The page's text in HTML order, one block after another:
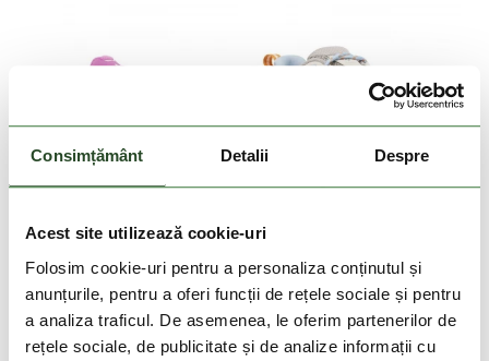
Consimțământ Detalii Despre
Acest site utilizează cookie-uri
Folosim cookie-uri pentru a personaliza conținutul și
anunțurile, pentru a oferi funcții de rețele sociale și pentru
a analiza traficul. De asemenea, le oferim partenerilor de
rețele sociale, de publicitate și de analize informații cu
-10%
Peakfreak Hera Outdry
739 Lei
6 7 8 9
-10%
Novo Trail
569 Lei
512 Lei
6 7 8 9 10